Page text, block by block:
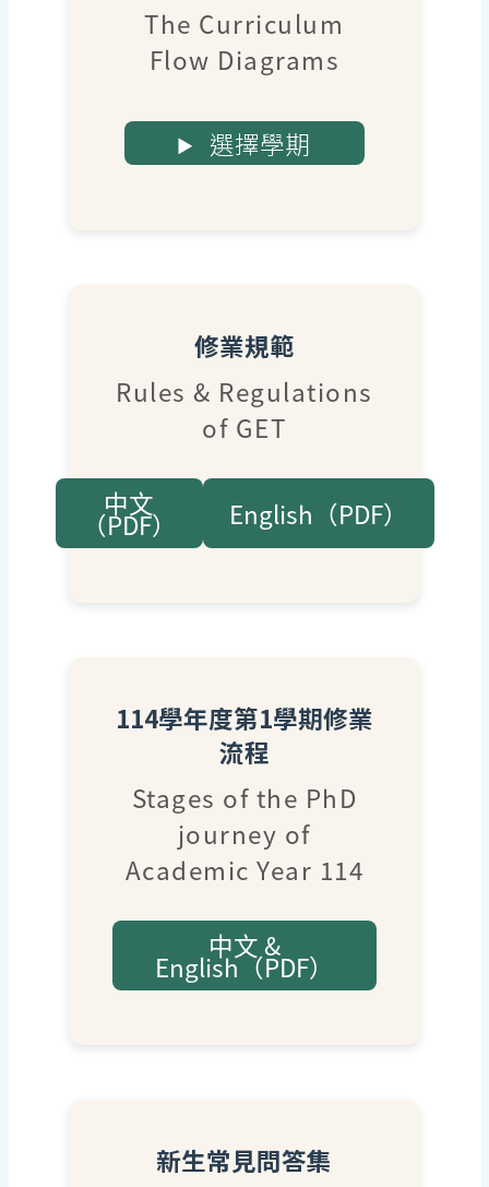
The Curriculum
Flow Diagrams
選擇學期
修業規範
Rules & Regulations
of GET
中文
（PDF） English（PDF）
114學年度第1學期修業
流程
Stages of the PhD
journey of
Academic Year 114
中文 &
English（PDF）
新生常見問答集